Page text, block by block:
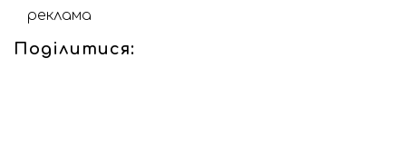
реклама
Поділитися: